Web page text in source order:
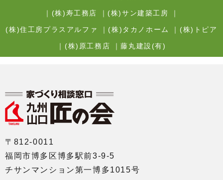
｜ (株)寿工務店 ｜ (株)サン建築工房 ｜
(株)住工房プラスアルファ ｜ (株)タカノホーム ｜ (株)トピア
｜ (株)原工務店 ｜藤丸建設(有)
〒812-0011
福岡市博多区博多駅前3-9-5
チサンマンション第一博多1015号